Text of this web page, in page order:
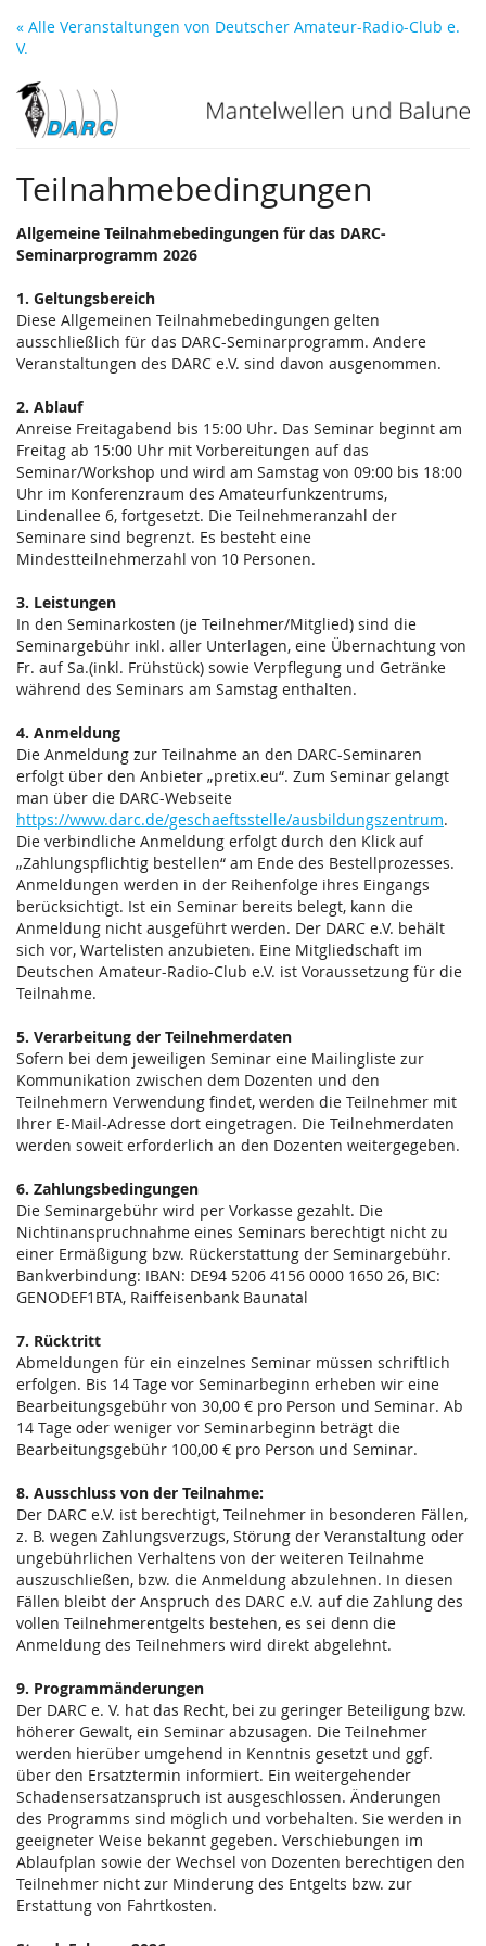
Zum
Haupt-
springen
« Alle Veranstaltungen von Deutscher Amateur-Radio-Club e.
V.
Teilnahmebedingungen
Allgemeine Teilnahmebedingungen für das DARC-
Seminarprogramm 2026
1. Geltungsbereich
Diese Allgemeinen Teilnahmebedingungen gelten
ausschließlich für das DARC-Seminarprogramm. Andere
Veranstaltungen des DARC e.V. sind davon ausgenommen.
2. Ablauf
Anreise Freitagabend bis 15:00 Uhr. Das Seminar beginnt am
Freitag ab 15:00 Uhr mit Vorbereitungen auf das
Seminar/Workshop und wird am Samstag von 09:00 bis 18:00
Uhr im Konferenzraum des Amateurfunkzentrums,
Lindenallee 6, fortgesetzt. Die Teilnehmeranzahl der
Seminare sind begrenzt. Es besteht eine
Mindestteilnehmerzahl von 10 Personen.
3. Leistungen
In den Seminarkosten (je Teilnehmer/Mitglied) sind die
Seminargebühr inkl. aller Unterlagen, eine Übernachtung von
Fr. auf Sa.(inkl. Frühstück) sowie Verpflegung und Getränke
während des Seminars am Samstag enthalten.
4. Anmeldung
Die Anmeldung zur Teilnahme an den DARC-Seminaren
erfolgt über den Anbieter „pretix.eu“. Zum Seminar gelangt
man über die DARC-Webseite
https://www.darc.de/geschaeftsstelle/ausbildungszentrum.
Die verbindliche Anmeldung erfolgt durch den Klick auf
„Zahlungspflichtig bestellen“ am Ende des Bestellprozesses.
Anmeldungen werden in der Reihenfolge ihres Eingangs
berücksichtigt. Ist ein Seminar bereits belegt, kann die
Anmeldung nicht ausgeführt werden. Der DARC e.V. behält
sich vor, Wartelisten anzubieten. Eine Mitgliedschaft im
Deutschen Amateur-Radio-Club e.V. ist Voraussetzung für die
Teilnahme.
5. Verarbeitung der Teilnehmerdaten
Sofern bei dem jeweiligen Seminar eine Mailingliste zur
Kommunikation zwischen dem Dozenten und den
Teilnehmern Verwendung findet, werden die Teilnehmer mit
Ihrer E-Mail-Adresse dort eingetragen. Die Teilnehmerdaten
werden soweit erforderlich an den Dozenten weitergegeben.
6. Zahlungsbedingungen
Die Seminargebühr wird per Vorkasse gezahlt. Die
Nichtinanspruchnahme eines Seminars berechtigt nicht zu
einer Ermäßigung bzw. Rückerstattung der Seminargebühr.
Bankverbindung: IBAN: DE94 5206 4156 0000 1650 26, BIC:
GENODEF1BTA, Raiffeisenbank Baunatal
7. Rücktritt
Abmeldungen für ein einzelnes Seminar müssen schriftlich
erfolgen. Bis 14 Tage vor Seminarbeginn erheben wir eine
Bearbeitungsgebühr von 30,00 € pro Person und Seminar. Ab
14 Tage oder weniger vor Seminarbeginn beträgt die
Bearbeitungsgebühr 100,00 € pro Person und Seminar.
8. Ausschluss von der Teilnahme:
Der DARC e.V. ist berechtigt, Teilnehmer in besonderen Fällen,
z. B. wegen Zahlungsverzugs, Störung der Veranstaltung oder
ungebührlichen Verhaltens von der weiteren Teilnahme
auszuschließen, bzw. die Anmeldung abzulehnen. In diesen
Fällen bleibt der Anspruch des DARC e.V. auf die Zahlung des
vollen Teilnehmerentgelts bestehen, es sei denn die
Anmeldung des Teilnehmers wird direkt abgelehnt.
9. Programmänderungen
Der DARC e. V. hat das Recht, bei zu geringer Beteiligung bzw.
höherer Gewalt, ein Seminar abzusagen. Die Teilnehmer
werden hierüber umgehend in Kenntnis gesetzt und ggf.
über den Ersatztermin informiert. Ein weitergehender
Schadensersatzanspruch ist ausgeschlossen. Änderungen
des Programms sind möglich und vorbehalten. Sie werden in
geeigneter Weise bekannt gegeben. Verschiebungen im
Ablaufplan sowie der Wechsel von Dozenten berechtigen den
Teilnehmer nicht zur Minderung des Entgelts bzw. zur
Erstattung von Fahrtkosten.